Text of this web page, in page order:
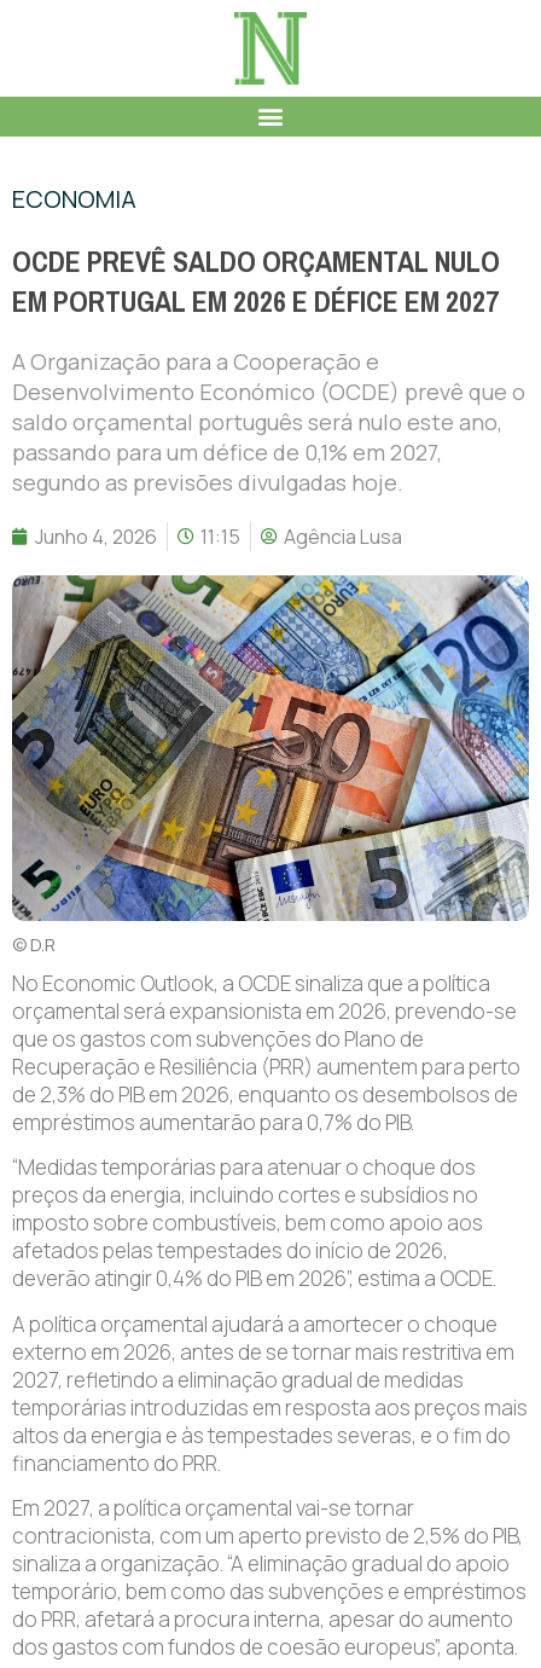
ECONOMIA
OCDE PREVÊ SALDO ORÇAMENTAL NULO
EM PORTUGAL EM 2026 E DÉFICE EM 2027
A Organização para a Cooperação e
Desenvolvimento Económico (OCDE) prevê que o
saldo orçamental português será nulo este ano,
passando para um défice de 0,1% em 2027,
segundo as previsões divulgadas hoje.
Junho 4, 2026 11:15 Agência Lusa
© D.R
No Economic Outlook, a OCDE sinaliza que a política
orçamental será expansionista em 2026, prevendo-se
que os gastos com subvenções do Plano de
Recuperação e Resiliência (PRR) aumentem para perto
de 2,3% do PIB em 2026, enquanto os desembolsos de
empréstimos aumentarão para 0,7% do PIB.
“Medidas temporárias para atenuar o choque dos
preços da energia, incluindo cortes e subsídios no
imposto sobre combustíveis, bem como apoio aos
afetados pelas tempestades do início de 2026,
deverão atingir 0,4% do PIB em 2026”, estima a OCDE.
A política orçamental ajudará a amortecer o choque
externo em 2026, antes de se tornar mais restritiva em
2027, refletindo a eliminação gradual de medidas
temporárias introduzidas em resposta aos preços mais
altos da energia e às tempestades severas, e o fim do
financiamento do PRR.
Em 2027, a política orçamental vai-se tornar
contracionista, com um aperto previsto de 2,5% do PIB,
sinaliza a organização. “A eliminação gradual do apoio
temporário, bem como das subvenções e empréstimos
do PRR, afetará a procura interna, apesar do aumento
dos gastos com fundos de coesão europeus”, aponta.